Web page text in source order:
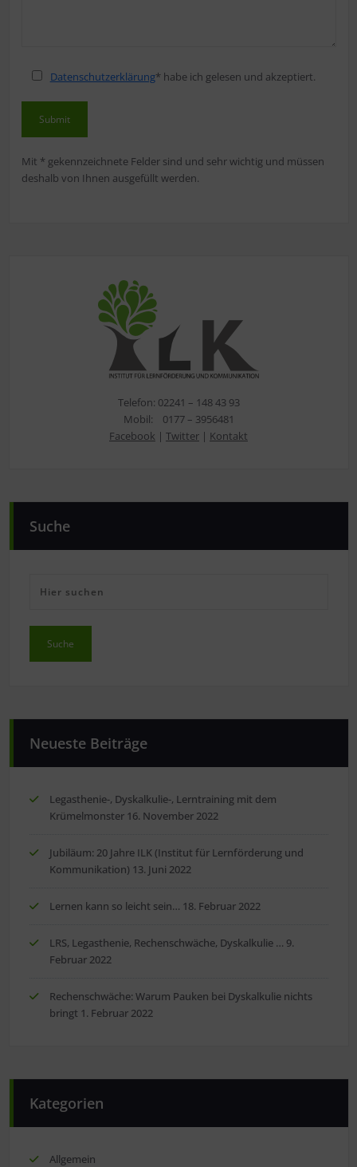
Datenschutzerklärung* habe ich gelesen und akzeptiert.
Mit * gekennzeichnete Felder sind und sehr wichtig und müssen
deshalb von Ihnen ausgefüllt werden.
Telefon: 02241 – 148 43 93
Mobil: 0177 – 3956481
Facebook | Twitter | Kontakt
Suche
Neueste Beiträge
Legasthenie-, Dyskalkulie-, Lerntraining mit dem
Krümelmonster 16. November 2022
Jubiläum: 20 Jahre ILK (Institut für Lernförderung und
Kommunikation) 13. Juni 2022
Lernen kann so leicht sein… 18. Februar 2022
LRS, Legasthenie, Rechenschwäche, Dyskalkulie … 9.
Februar 2022
Rechenschwäche: Warum Pauken bei Dyskalkulie nichts
bringt 1. Februar 2022
Kategorien
Allgemein